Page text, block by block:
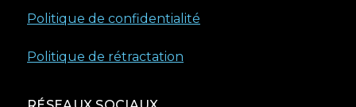
Politique de confidentialité
Politique de rétractation